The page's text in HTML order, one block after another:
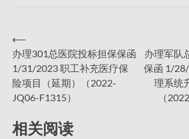
文
章
导
⟵
办理301总医院投标担保保函
1/31/2023 职工补充医疗保
险项目（延期）（2022-
JQ06-F1315）
办理军队
保函 1/
理系统
（
相关阅读